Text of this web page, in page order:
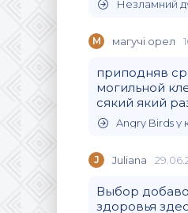
Незламний
М магучi орел
приподняв
могильной
сякий який
Angry Birds у
J Juliana
Выбор
здоровья